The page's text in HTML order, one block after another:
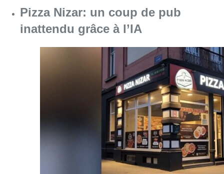
Pizza Nizar: un coup de pub
inattendu grâce à l’IA